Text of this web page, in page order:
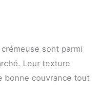
sont parmi
Leur texture
bonne couvrance tout